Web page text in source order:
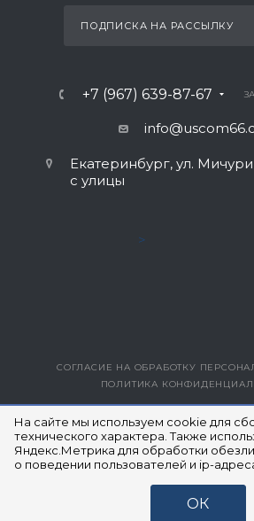
На сайте мы используем cookie для
технического характера. Также
Яндекс.Метрика для обработки
о поведении пользователей и ip-
ОК
ПОДПИСКА НА РАССЫЛКУ
+7 (967) 639-87-67
Екатеринбург, ул.
с улицы
>
ВЕРСИЯ ДЛЯ
СОГЛАСИЕ НА ОБРАБОТКУ
ПОЛИТИКА
© 2014- 2026 ЮЭСКОМ